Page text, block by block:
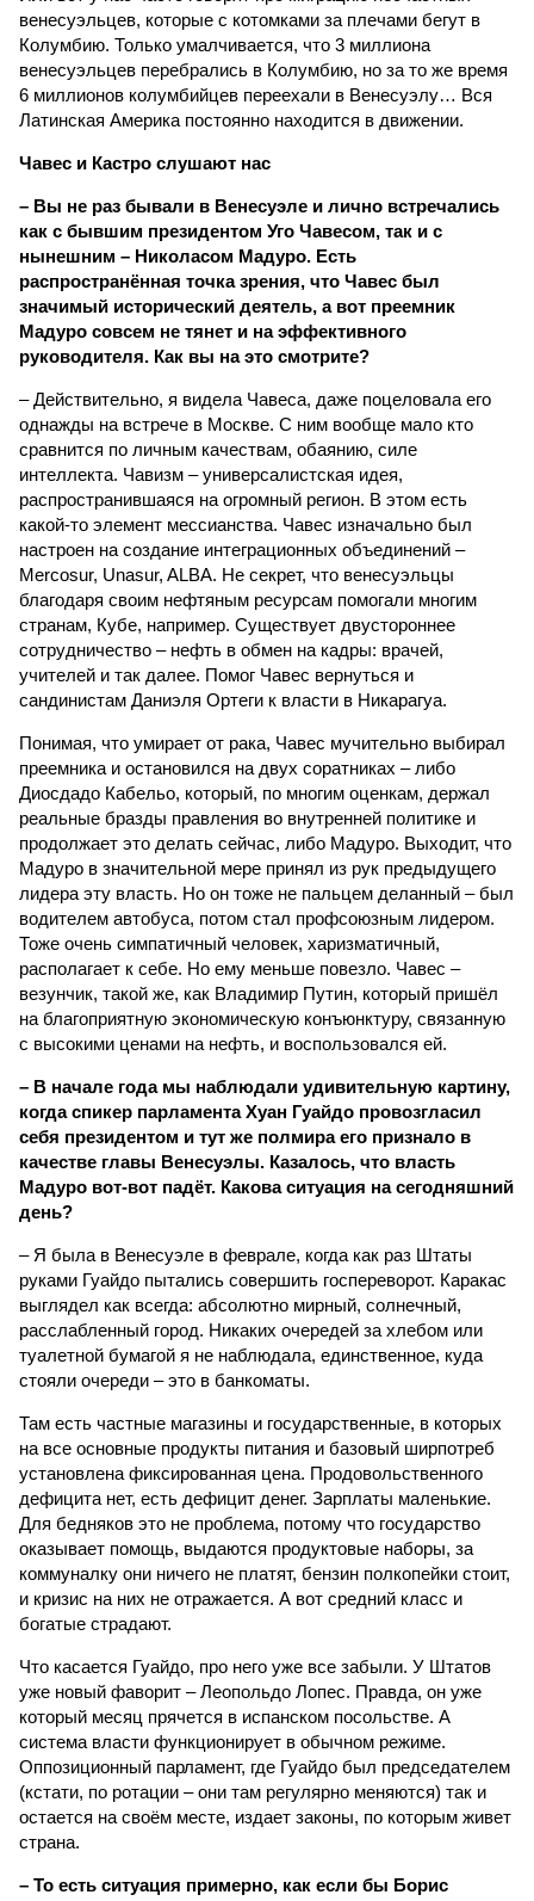
венесуэльцев, которые с котомками за плечами бегут в
Колумбию. Только умалчивается, что 3 миллиона
венесуэльцев перебрались в Колумбию, но за то же время
6 миллионов колумбийцев переехали в Венесуэлу… Вся
Латинская Америка постоянно находится в движении.
Чавес и Кастро слушают нас
– Вы не раз бывали в Венесуэле и лично встречались
как с бывшим президентом Уго Чавесом, так и с
нынешним – Николасом Мадуро. Есть
распространённая точка зрения, что Чавес был
значимый исторический деятель, а вот преемник
Мадуро совсем не тянет и на эффективного
руководителя. Как вы на это смотрите?
– Действительно, я видела Чавеса, даже поцеловала его
однажды на встрече в Москве. С ним вообще мало кто
сравнится по личным качествам, обаянию, силе
интеллекта. Чавизм – универсалистская идея,
распространившаяся на огромный регион. В этом есть
какой-то элемент мессианства. Чавес изначально был
настроен на создание интеграционных объединений –
Mercosur, Unasur, ALBA. Не секрет, что венесуэльцы
благодаря своим нефтяным ресурсам помогали многим
странам, Кубе, например. Существует двустороннее
сотрудничество – нефть в обмен на кадры: врачей,
учителей и так далее. Помог Чавес вернуться и
сандинистам Даниэля Ортеги к власти в Никарагуа.
Понимая, что умирает от рака, Чавес мучительно выбирал
преемника и остановился на двух соратниках – либо
Диосдадо Кабельо, который, по многим оценкам, держал
реальные бразды правления во внутренней политике и
продолжает это делать сейчас, либо Мадуро. Выходит, что
Мадуро в значительной мере принял из рук предыдущего
лидера эту власть. Но он тоже не пальцем деланный – был
водителем автобуса, потом стал профсоюзным лидером.
Тоже очень симпатичный человек, харизматичный,
располагает к себе. Но ему меньше повезло. Чавес –
везунчик, такой же, как Владимир Путин, который пришёл
на благоприятную экономическую конъюнктуру, связанную
с высокими ценами на нефть, и воспользовался ей.
– В начале года мы наблюдали удивительную картину,
когда спикер парламента Хуан Гуайдо провозгласил
себя президентом и тут же полмира его признало в
качестве главы Венесуэлы. Казалось, что власть
Мадуро вот-вот падёт. Какова ситуация на сегодняшний
день?
– Я была в Венесуэле в феврале, когда как раз Штаты
руками Гуайдо пытались совершить госпереворот. Каракас
выглядел как всегда: абсолютно мирный, солнечный,
расслабленный город. Никаких очередей за хлебом или
туалетной бумагой я не наблюдала, единственное, куда
стояли очереди – это в банкоматы.
Там есть частные магазины и государственные, в которых
на все основные продукты питания и базовый ширпотреб
установлена фиксированная цена. Продовольственного
дефицита нет, есть дефицит денег. Зарплаты маленькие.
Для бедняков это не проблема, потому что государство
оказывает помощь, выдаются продуктовые наборы, за
коммуналку они ничего не платят, бензин полкопейки стоит,
и кризис на них не отражается. А вот средний класс и
богатые страдают.
Что касается Гуайдо, про него уже все забыли. У Штатов
уже новый фаворит – Леопольдо Лопес. Правда, он уже
который месяц прячется в испанском посольстве. А
система власти функционирует в обычном режиме.
Оппозиционный парламент, где Гуайдо был председателем
(кстати, по ротации – они там регулярно меняются) так и
остается на своём месте, издает законы, по которым живет
страна.
– То есть ситуация примерно, как если бы Борис